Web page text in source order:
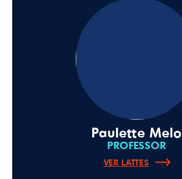
Paulette Melo
PROFESSOR
VER LATTES